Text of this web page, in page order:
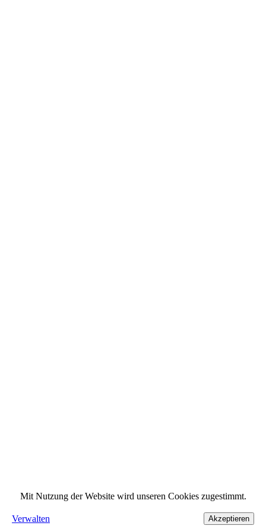
Mit Nutzung der Website wird unseren Cookies zugestimmt.
Verwalten Akzeptieren